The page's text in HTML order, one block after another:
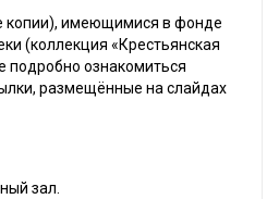
копии), имеющимися в фонде
(коллекция «Крестьянская
ознакомиться
размещённые на слайдах
зал.